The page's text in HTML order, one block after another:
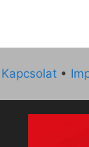
Kapcsolat •